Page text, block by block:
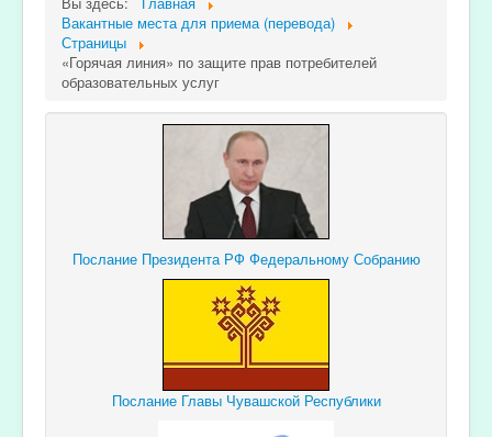
Вакантные места для приема (перевода)
Страницы
«Горячая линия» по защите прав потребителей
образовательных услуг
Послание Президента РФ Федеральному Собранию
Послание Главы Чувашской Республики